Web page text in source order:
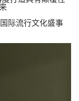
际流行文化盛事